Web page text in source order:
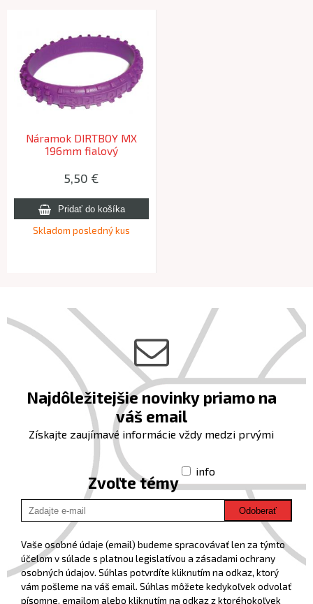
Náramok DIRTBOY MX
196mm fialový
5,50 €
Skladom posledný kus
Najdôležitejšie novinky priamo na
váš email
Získajte zaujímavé informácie vždy medzi prvými
Zvoľte témy
info
Odoberať
Vaše osobné údaje (email) budeme spracovávať len za týmto
účelom v súlade s platnou legislatívou a zásadami ochrany
osobných údajov. Súhlas potvrdíte kliknutím na odkaz, ktorý
vám pošleme na váš email. Súhlas môžete kedykoľvek odvolať
písomne, emailom alebo kliknutím na odkaz z ktoréhokoľvek